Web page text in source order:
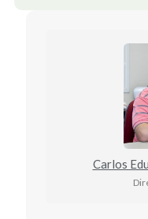
Carlos